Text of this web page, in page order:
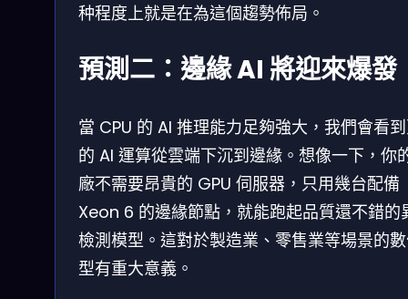
种程度上就是在為這個趨勢佈局。
預測二：邊緣 AI 將迎來爆發
當 CPU 的 AI 推理能力足夠強大，我們會看
的 AI 運算從雲端下沉到邊緣。想像一下，你
廠不需要昂貴的 GPU 伺服器，只用幾台配備
Xeon 6 的邊緣節點，就能跑起品質還不錯的
檢測模型。這對於製造業、零售業等場景的
型有重大意義。